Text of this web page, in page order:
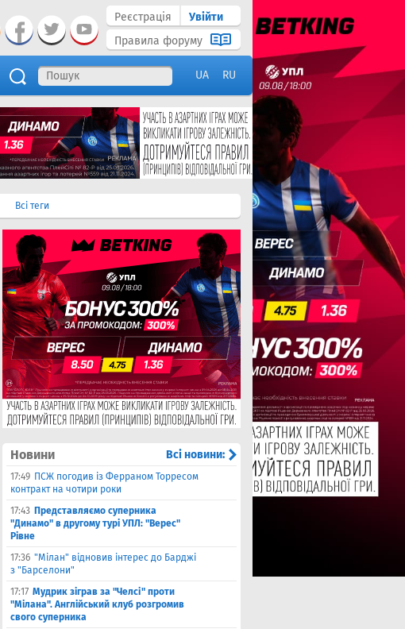
Реєстрація
Увійти
Правила форуму
UA RU
Всі теги
Новини Всі новини:
17:49 ПСЖ погодив із Ферраном Торресом
контракт на чотири роки
17:43 Представляємо суперника
"Динамо" в другому турі УПЛ: "Верес"
Рівне
17:36 "Мілан" відновив інтерес до Барджі
з "Барселони"
17:17 Мудрик зіграв за "Челсі" проти
"Мілана". Англійський клуб розгромив
свого суперника